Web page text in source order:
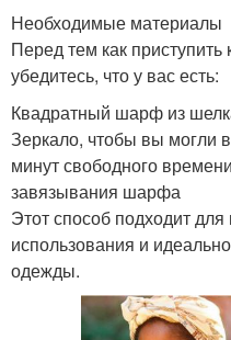
Необходимые материалы
Перед тем как
убедитесь, что у вас есть:
Квадратный шарф из
Зеркало, чтобы вы могли
минут свободного
завязывания шарфа
Этот способ подходит
использования и
одежды.